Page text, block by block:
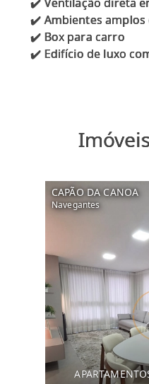
✔️ Ambientes
✔️ Box para carro
CAPÃO DA CANOA
Navegantes